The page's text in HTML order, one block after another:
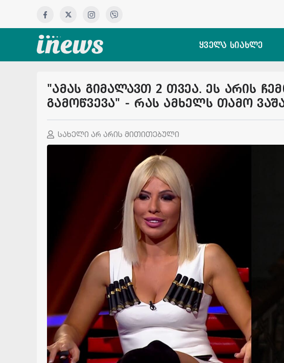
ყველა სიახლე
"ამას გიმალავთ 2 თვეა. ეს არის
გამოწვევა" - რას ამხელს თამო
სახელი არ არის მითითებული